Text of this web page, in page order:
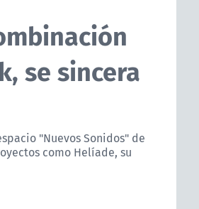
se sincera
"Nuevos Sonidos" de
como Helíade, su